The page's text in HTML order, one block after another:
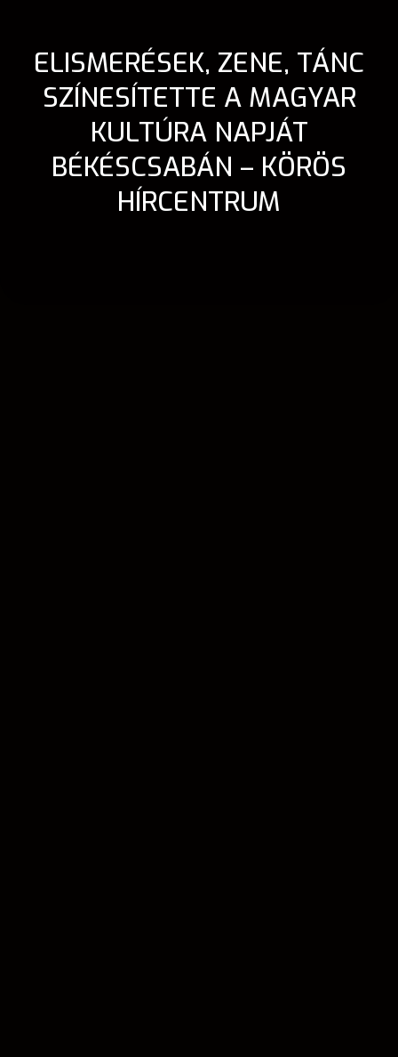
ELISMERÉSEK, ZENE, TÁNC
SZÍNESÍTETTE A MAGYAR
KULTÚRA NAPJÁT
BÉKÉSCSABÁN – KÖRÖS
HÍRCENTRUM